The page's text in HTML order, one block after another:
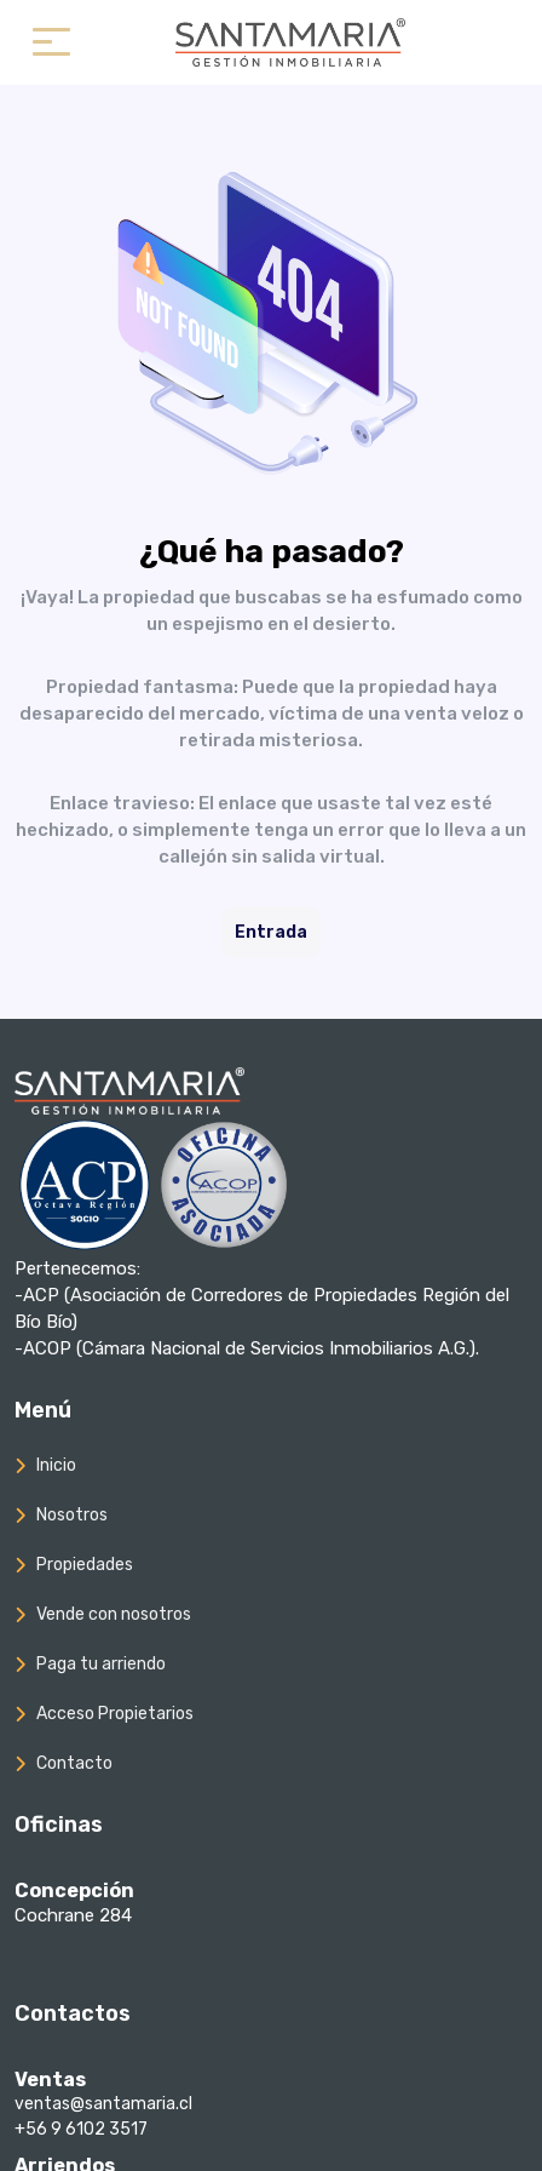
¿Qué ha pasado?
¡Vaya! La propiedad que buscabas se ha esfumado como
un espejismo en el desierto.
Propiedad fantasma: Puede que la propiedad haya
desaparecido del mercado, víctima de una venta veloz o
retirada misteriosa.
Enlace travieso: El enlace que usaste tal vez esté
hechizado, o simplemente tenga un error que lo lleva a un
callejón sin salida virtual.
Entrada
Pertenecemos:
-ACP (Asociación de Corredores de Propiedades Región del
Bío Bío)
-ACOP (Cámara Nacional de Servicios Inmobiliarios A.G.).
Menú
Inicio
Nosotros
Propiedades
Vende con nosotros
Paga tu arriendo
Acceso Propietarios
Contacto
Oficinas
Concepción
Cochrane 284
Contactos
Ventas
ventas@santamaria.cl
+56 9 6102 3517
Arriendos